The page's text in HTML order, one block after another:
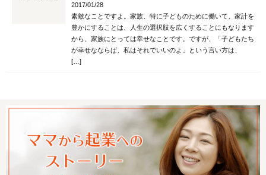
2017/01/28
素敵なことですよ。家族、特に子どものために働いて、家計を
豊かにすることは、人生の選択肢を広くすることにもなります
から、家族にとっては幸せなことです。ですが、「子どもたち
が幸せなならば、私はそれでいいのよ」という言い方は、
[…]